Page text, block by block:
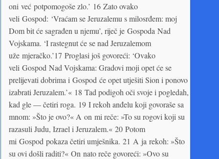
oni već potpomogoše zlo.’ 16 Zato ovako
veli Gospod: ‘Vraćam se Jeruzalemu s milosrđem: moj
Dom bit će sagrađen u njemu’, riječ je Gospoda Nad
Vojskama. ‘I rastegnut će se nad Jeruzalemom
uže mjeračko.’17 Proglasi još govoreći: ‘Ovako
veli Gospod Nad Vojskama: Gradovi moji opet će se
prelijevati dobrima i Gospod će opet utješiti Sion i ponovo
izabrati Jeruzalem.’« 18 Tad podigoh oči svoje i pogledah,
kad gle — četiri roga. 19 I rekoh anđelu koji govoraše sa
mnom: »Što je ovo?« A on mi reče: »To su rogovi koji su
razasuli Judu, Izrael i Jeruzalem.« 20 Potom
mi Gospod pokaza četiri umješnika. 21 A ja rekoh: »Što
su ovi došli raditi?« On nato reče govoreći: »Ovo su